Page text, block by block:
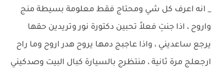
_ انه اعرف كل شي ومحتاج فقط معلومة بسيطة منج
واروح ، اذا جنتِ فعلاً تحبين دكتورة نور وتريدين حقها
يرجع ساعديني ، واذا عاجبج دمها يروح هدر اروح وما راح
ارجعلج مرة ثانية ، منتظرج بالسيارة كبال البيت وصدكيني